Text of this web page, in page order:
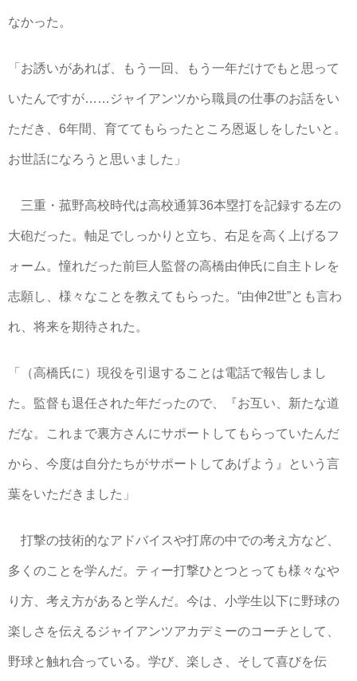
なかった。
「お誘いがあれば、もう一回、もう一年だけでもと思って
いたんですが……ジャイアンツから職員の仕事のお話をい
ただき、6年間、育ててもらったところ恩返しをしたいと。
お世話になろうと思いました」
三重・菰野高校時代は高校通算36本塁打を記録する左の
大砲だった。軸足でしっかりと立ち、右足を高く上げるフ
ォーム。憧れだった前巨人監督の高橋由伸氏に自主トレを
志願し、様々なことを教えてもらった。“由伸2世”とも言わ
れ、将来を期待された。
「（高橋氏に）現役を引退することは電話で報告しまし
た。監督も退任された年だったので、『お互い、新たな道
だな。これまで裏方さんにサポートしてもらっていたんだ
から、今度は自分たちがサポートしてあげよう』という言
葉をいただきました」
打撃の技術的なアドバイスや打席の中での考え方など、
多くのことを学んだ。ティー打撃ひとつとっても様々なや
り方、考え方があると学んだ。今は、小学生以下に野球の
楽しさを伝えるジャイアンツアカデミーのコーチとして、
野球と触れ合っている。学び、楽しさ、そして喜びを伝